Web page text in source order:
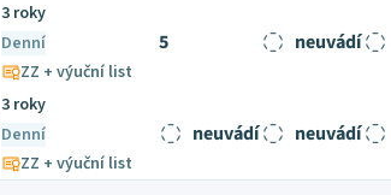
3 roky
Denní
ZZ + výuční list
5 neuvádí
3 roky
Denní
ZZ + výuční list
neuvádí neuvádí